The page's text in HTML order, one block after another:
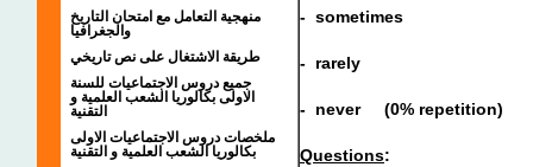
منهجية التعامل مع امتحان التاريخ
والجغرافيا
طريقة الاشتغال على نص تاريخي
جميع دروس الاجتماعيات للسنة
الاولى بكالوريا الشعب العلمية و
التقنية
ملخصات دروس الاجتماعيات الاولى
بكالوريا الشعب العلمية و التقنية
- sometimes
- rarely
- never (0% repetition)
Questions: